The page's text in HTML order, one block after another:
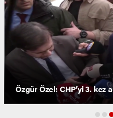
Özgür Özel: CHP’yi 3. kez